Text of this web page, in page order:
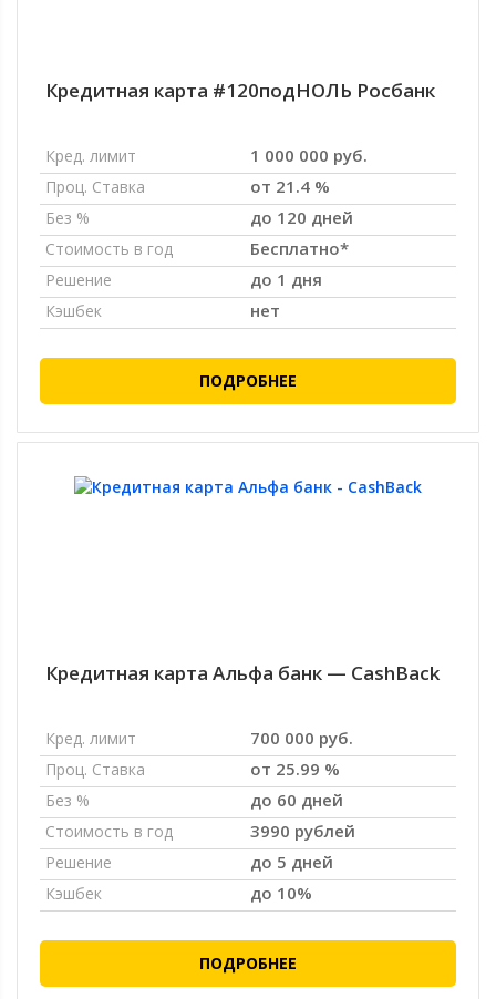
Кредитная карта #120подНОЛЬ Росбанк
Кред. лимит 1 000 000 руб.
Проц. Ставка от 21.4 %
Без % до 120 дней
Стоимость в год Бесплатно*
Решение до 1 дня
Кэшбек нет
ПОДРОБНЕЕ
Кредитная карта Альфа банк — CashBack
Кред. лимит 700 000 руб.
Проц. Ставка от 25.99 %
Без % до 60 дней
Стоимость в год 3990 рублей
Решение до 5 дней
Кэшбек до 10%
ПОДРОБНЕЕ